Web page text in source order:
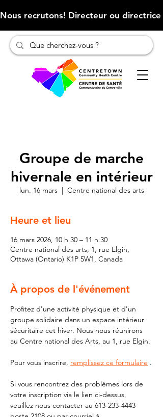
Nous recrutons! Directeur ou
Groupe de marche
hivernale en intérieur
lun. 16 mars
  |
Centre national des arts
Heure et lieu
16 mars 2026, 10 h 30 – 11 h 30
Centre national des arts, 1, rue Elgin,
Ottawa (Ontario) K1P 5W1, Canada
À propos de l'événement
Profitez d'une activité physique et d'un
groupe solidaire dans un espace intérieur
sécuritaire cet hiver. Nous nous réunirons
au Centre national des Arts, au 1, rue Elgin.
Pour vous inscrire, remplissez ce formulaire .
Si vous rencontrez des problèmes lors de
votre inscription via le lien ci-dessus,
veuillez nous contacter au 613-233-4443